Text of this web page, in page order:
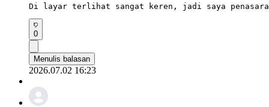
Di layar terlihat sangat keren, jadi saya
0
Menulis balasan
2026.07.02 16:23